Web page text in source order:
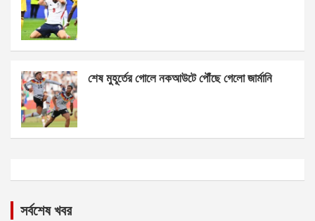
শেষ মুহূর্তের গোলে নকআউটে পৌঁছে গেলো জার্মানি
সর্বশেষ খবর